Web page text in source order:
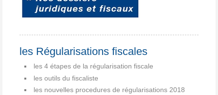
les Régularisations fiscales
les 4 étapes de la régularisation fiscale
les outils du fiscaliste
les nouvelles procedures de régularisations 2018